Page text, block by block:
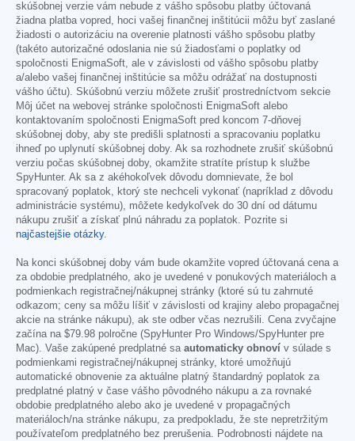
skúšobnej verzie vám nebude z vášho spôsobu platby účtovaná
žiadna platba vopred, hoci vašej finančnej inštitúcii môžu byť zaslané
žiadosti o autorizáciu na overenie platnosti vášho spôsobu platby
(takéto autorizačné odoslania nie sú žiadosťami o poplatky od
spoločnosti EnigmaSoft, ale v závislosti od vášho spôsobu platby
a/alebo vašej finančnej inštitúcie sa môžu odrážať na dostupnosti
vášho účtu). Skúšobnú verziu môžete zrušiť prostredníctvom sekcie
Môj účet na webovej stránke spoločnosti EnigmaSoft alebo
kontaktovaním spoločnosti EnigmaSoft pred koncom 7-dňovej
skúšobnej doby, aby ste predišli splatnosti a spracovaniu poplatku
ihneď po uplynutí skúšobnej doby. Ak sa rozhodnete zrušiť skúšobnú
verziu počas skúšobnej doby, okamžite stratíte prístup k službe
SpyHunter. Ak sa z akéhokoľvek dôvodu domnievate, že bol
spracovaný poplatok, ktorý ste nechceli vykonať (napríklad z dôvodu
administrácie systému), môžete kedykoľvek do 30 dní od dátumu
nákupu zrušiť a získať plnú náhradu za poplatok. Pozrite si
najčastejšie otázky.
Na konci skúšobnej doby vám bude okamžite vopred účtovaná cena a
za obdobie predplatného, ako je uvedené v ponukových materiáloch a
podmienkach registračnej/nákupnej stránky (ktoré sú tu zahrnuté
odkazom; ceny sa môžu líšiť v závislosti od krajiny alebo propagačnej
akcie na stránke nákupu), ak ste odber včas nezrušili. Cena zvyčajne
začína na $79.98 polročne (SpyHunter Pro Windows/SpyHunter pre
Mac). Vaše zakúpené predplatné sa automaticky obnoví v súlade s
podmienkami registračnej/nákupnej stránky, ktoré umožňujú
automatické obnovenie za aktuálne platný štandardný poplatok za
predplatné platný v čase vášho pôvodného nákupu a za rovnaké
obdobie predplatného alebo ako je uvedené v propagačných
materiáloch/na stránke nákupu, za predpokladu, že ste nepretržitým
používateľom predplatného bez prerušenia. Podrobnosti nájdete na